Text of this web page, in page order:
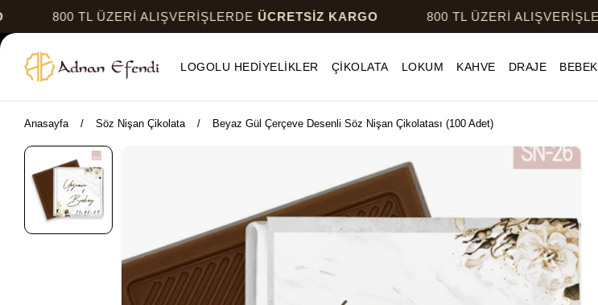
TL ÜZERİ ALIŞVERİŞLERDEÜCRETSİZ KARGO 800 TL ÜZERİ ALIŞVERİŞLERDE
LOGOLU HEDİYELİKLER ÇİKOLATA LOKUM KAHVE DRAJE
Anasayfa Söz Nişan Çikolata Beyaz Gül Çerçeve Desenli Söz Nişan Çikolatası (100 Adet)